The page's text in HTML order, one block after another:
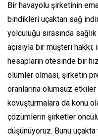
Bir havayolu şirketinin
bindikleri uçaktan sağ
yolculuğu sırasında
açısıyla bir müşteri
hesapların ötesinde bir
ölümler olması, şirketin
oranlarına olumsuz
kovuşturmalara da konu
çözümlerin şirketler
düşünüyoruz. Bunu